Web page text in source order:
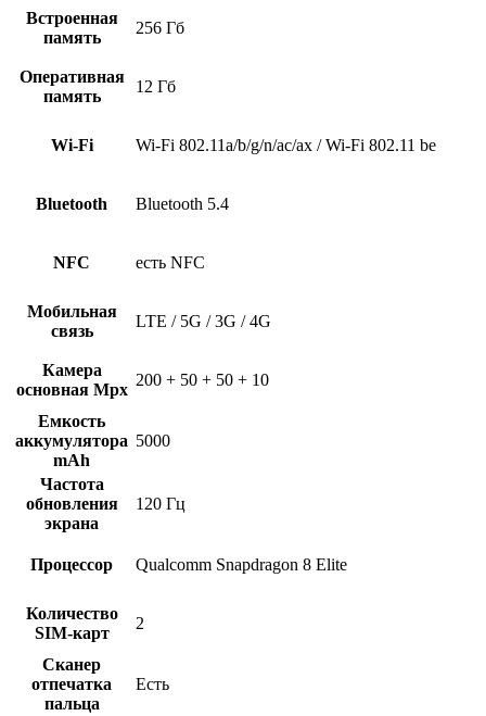
Встроенная
память
256 Гб
Оперативная
память
12 Гб
Wi-Fi Wi-Fi 802.11a/b/g/n/ac/ax / Wi-Fi 802.11 be
Bluetooth Bluetooth 5.4
NFC есть NFC
Мобильная
связь
LTE / 5G / 3G / 4G
Камера
основная Mpx
200 + 50 + 50 + 10
Емкость
аккумулятора
mAh
5000
Частота
обновления
экрана
120 Гц
Процессор Qualcomm Snapdragon 8 Elite
Количество
SIM-карт
2
Сканер
отпечатка
пальца
Есть